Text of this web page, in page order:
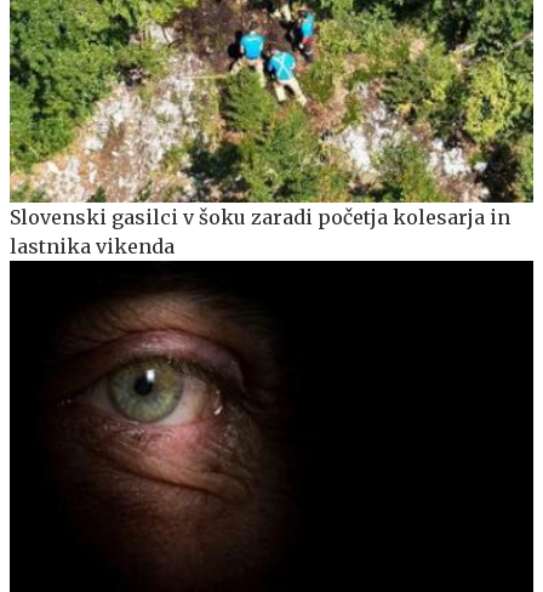
Slovenski gasilci v šoku zaradi početja kolesarja in
lastnika vikenda